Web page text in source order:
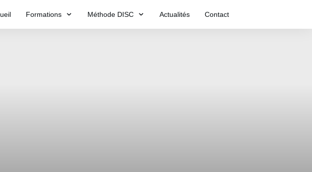
Formations Méthode DISC Actualités Contact